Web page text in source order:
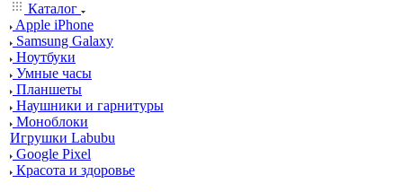
Каталог
Apple iPhone
Samsung Galaxy
Ноутбуки
Умные часы
Планшеты
Наушники и гарнитуры
Моноблоки
Игрушки Labubu
Google Pixel
Красота и здоровье